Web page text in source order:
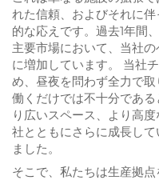
れた信頼、およびそれに
的な応えです。過去1年間
主要市場において、当社
に増加しています。 当社
め、昼夜を問わず全力で
働くだけでは不十分であ
り広いスペース、より高
社とともにさらに成長し
ました。
そこで、私たちは生産拠点